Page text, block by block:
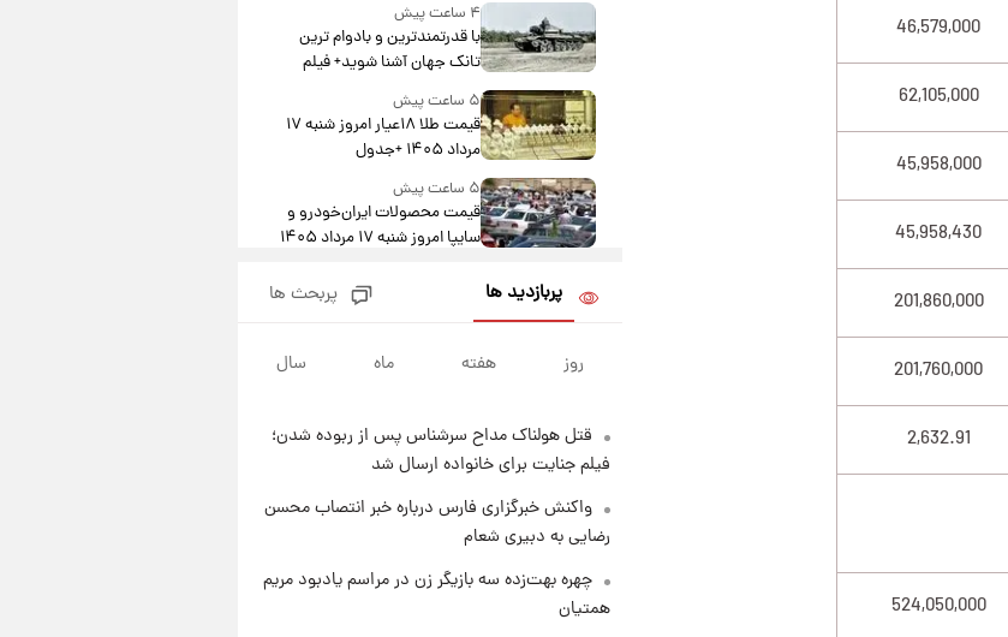
46,579,000
62,105,000
45,958,000
45,958,430
201,860,000
201,760,000
2,632.91
524,050,000
۴ ساعت پیش
با قدرتمندترین و بادوام ترین
تانک جهان آشنا شوید+ فیلم
۵ ساعت پیش
قیمت طلا ۱۸عیار امروز شنبه ۱۷
مرداد ۱۴۰۵ +جدول
۵ ساعت پیش
قیمت محصولات ایران‌خودرو و
سایپا امروز شنبه ۱۷ مرداد ۱۴۰۵
یک پیش ‌بینی مهم برای قیمت
۱۹ ساعت پیش
۱ روز پیش
تصاویر کمتر دیده‌شده از شهیدان
حاجی‌زاده و باقری؛ فرماندهان
شهید هوافضای ایران
۱ روز پیش
قیمت خودروهای سایپا تغییر کرد؛
لیست قیمت جمعه ۱۶ مرداد
پربازدید ها پربحث ها
روز هفته ماه سال
قتل هولناک مداح سرشناس پس از ربوده شدن؛
فیلم جنایت برای خانواده ارسال شد
واکنش خبرگزاری فارس درباره خبر انتصاب محسن
رضایی به دبیری شعام
چهره بهت‌زده سه بازیگر زن در مراسم یادبود مریم
همتیان